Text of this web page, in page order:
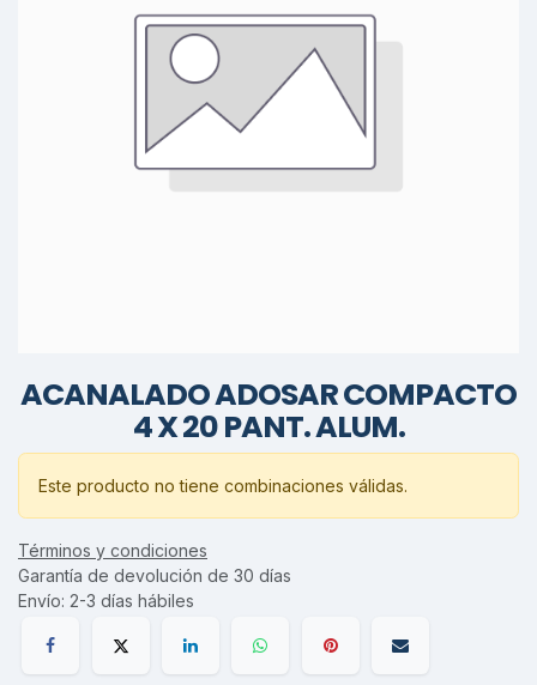
ACANALADO ADOSAR COMPACTO
4 X 20 PANT. ALUM.
Este producto no tiene combinaciones válidas.
Términos y condiciones
Garantía de devolución de 30 días
Envío: 2-3 días hábiles